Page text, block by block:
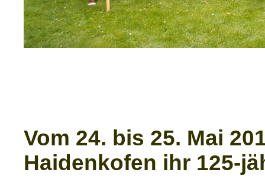
Vom 24. bis 25. Mai
Haidenkofen ihr 125-